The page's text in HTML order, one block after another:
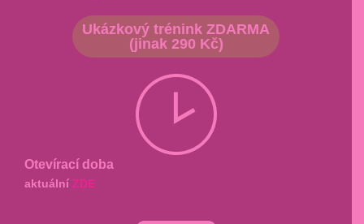
Ukázkový trénink ZDARMA
(jinak 290 Kč)
Otevírací doba
aktuální ZDE